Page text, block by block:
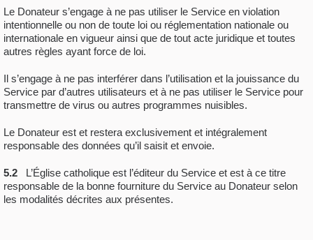
Le Donateur s’engage à ne pas utiliser le Service en violation
intentionnelle ou non de toute loi ou réglementation nationale ou
internationale en vigueur ainsi que de tout acte juridique et toutes
autres règles ayant force de loi.
Il s’engage à ne pas interférer dans l’utilisation et la jouissance du
Service par d’autres utilisateurs et à ne pas utiliser le Service pour
transmettre de virus ou autres programmes nuisibles.
Le Donateur est et restera exclusivement et intégralement
responsable des données qu’il saisit et envoie.
5.2 L’Église catholique est l’éditeur du Service et est à ce titre
responsable de la bonne fourniture du Service au Donateur selon
les modalités décrites aux présentes.